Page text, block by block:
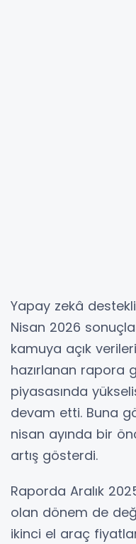
Yapay zekâ
Nisan 2026
kamuya açık
hazırlanan rapora
piyasasında
devam etti. Buna
nisan ayında bir
artış gösterdi.
Raporda Aralık
olan dönem de
ikinci el araç